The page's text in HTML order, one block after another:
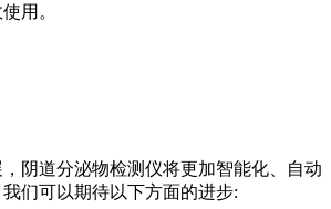
用。
阴道分泌物检测仪将更加智能化、自动
们可以期待以下方面的进步: